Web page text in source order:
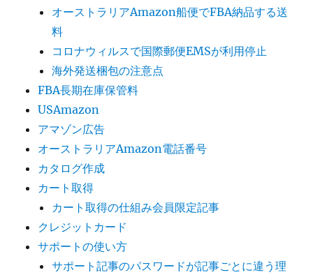
オーストラリアAmazon船便でFBA納品する送
料
コロナウィルスで国際郵便EMSが利用停止
海外発送梱包の注意点
FBA長期在庫保管料
USAmazon
アマゾン広告
オーストラリアAmazon電話番号
カタログ作成
カート取得
カート取得の仕組み会員限定記事
クレジットカード
サポートの使い方
サポート記事のパスワードが記事ごとに違う理